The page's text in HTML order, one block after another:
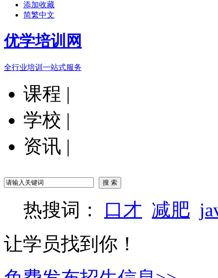
添加收藏
简繁中文
优学培训网
全行业培训一站式服务
课程 |
学校 |
资讯 |
热搜词： 口才 减肥
让学员找到你！